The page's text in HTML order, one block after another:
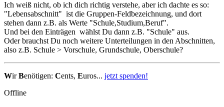
Ich weiß nicht, ob ich dich richtig verstehe, aber ich dachte es so:
"Lebensabschnitt" ist die Gruppen-Feldbezeichnung, und dort
stehen dann z.B. als Werte "Schule,Studium,Beruf".
Und bei den Einträgen wählst Du dann z.B. "Schule" aus.
Oder brauchst Du noch weitere Unterteilungen in den Abschnitten,
also z.B. Schule > Vorschule, Grundschule, Oberschule?
WirBenötigen: Cents, Euros... jetzt spenden!
Offline